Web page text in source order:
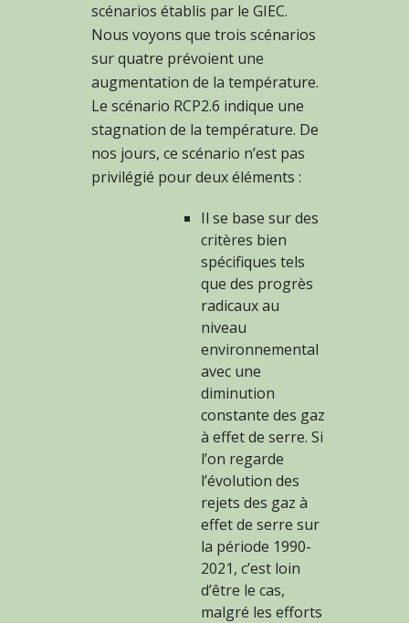
scénarios établis par le GIEC.
Nous voyons que trois scénarios
sur quatre prévoient une
augmentation de la température.
Le scénario RCP2.6 indique une
stagnation de la température. De
nos jours, ce scénario n’est pas
privilégié pour deux éléments :
Il se base sur des
critères bien
spécifiques tels
que des progrès
radicaux au
niveau
environnemental
avec une
diminution
constante des gaz
à effet de serre. Si
l’on regarde
l’évolution des
rejets des gaz à
effet de serre sur
la période 1990-
2021, c’est loin
d’être le cas,
malgré les efforts